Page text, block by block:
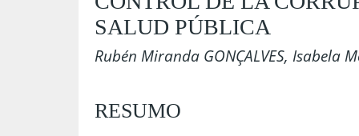
SALUD PÚBLICA
Rubén Miranda GONÇALVES, Isabela
RESUMO